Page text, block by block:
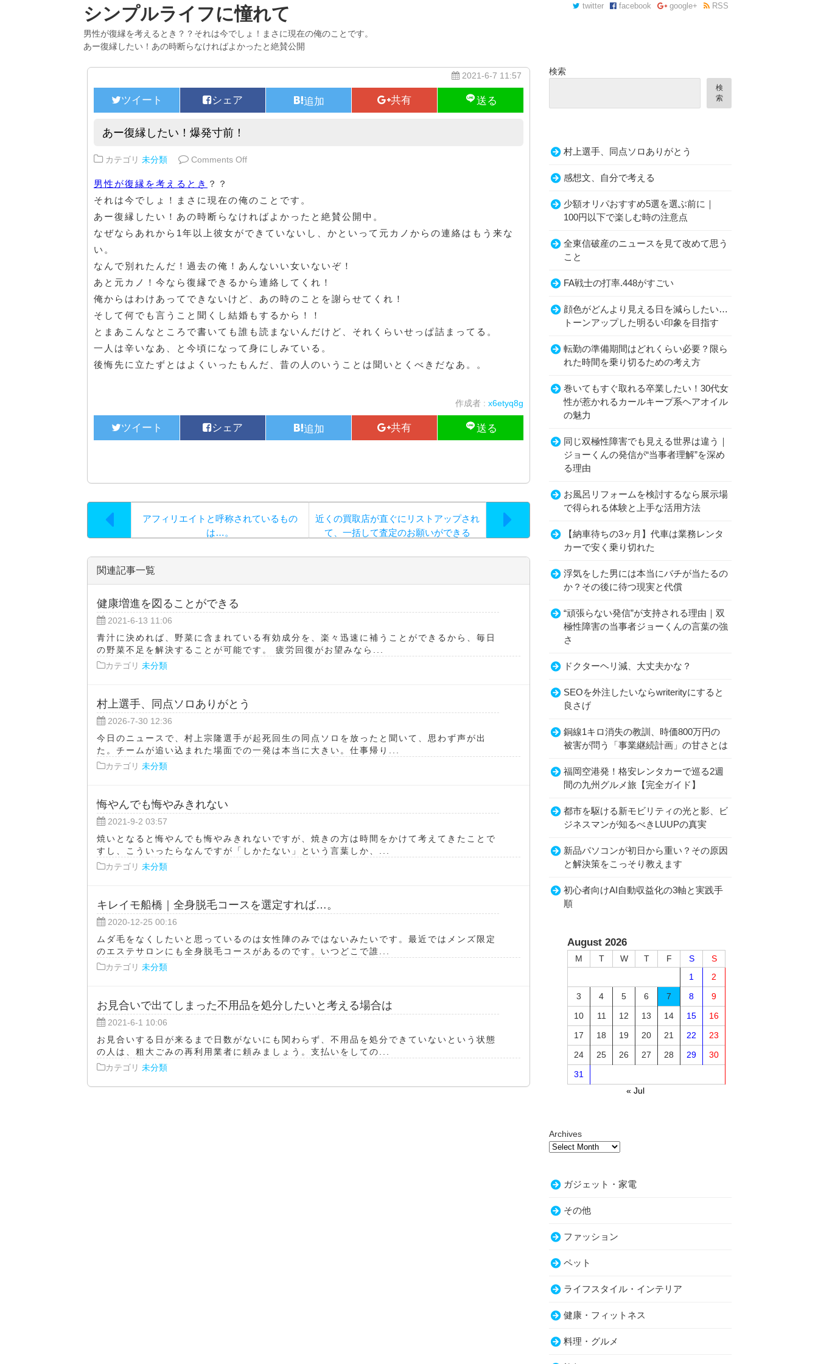
シンプルライフに憧れて
男性が復縁を考えるとき？？それは今でしょ！まさに現在の俺のことです。
あー復縁したい！あの時断らなければよかったと絶賛公開
twitter facebook google+ RSS
2021-6-7 11:57
あー復縁したい！爆発寸前！
カテゴリ 未分類 Comments Offon あー復縁したい！爆発寸前！
男性が復縁を考えるとき ？？
それは今でしょ！まさに現在の俺のことです。
あー復縁したい！あの時断らなければよかったと絶賛公開中。
なぜならあれから1年以上彼女ができていないし、かといって元カノからの連絡はもう来な
い。
なんで別れたんだ！過去の俺！あんないい女いないぞ！
あと元カノ！今なら復縁できるから連絡してくれ！
俺からはわけあってできないけど、あの時のことを謝らせてくれ！
そして何でも言うこと聞くし結婚もするから！！
とまあこんなところで書いても誰も読まないんだけど、それくらいせっぱ詰まってる。
一人は辛いなあ、と今頃になって身にしみている。
後悔先に立たずとはよくいったもんだ、昔の人のいうことは聞いとくべきだなあ。。
作成者 : x6etyq8g
アフィリエイトと呼称されているもの
は…。
近くの買取店が直ぐにリストアップされ
て、一括して査定のお願いができる
関連記事一覧
健康増進を図ることができる
2021-6-13 11:06
青汁に決めれば、野菜に含まれている有効成分を、楽々迅速に補うことができるから、毎日
の野菜不足を解決することが可能です。 疲労回復がお望みなら...
カテゴリ 未分類
村上選手、同点ソロありがとう
2026-7-30 12:36
今日のニュースで、村上宗隆選手が起死回生の同点ソロを放ったと聞いて、思わず声が出
た。チームが追い込まれた場面での一発は本当に大きい。仕事帰り...
カテゴリ 未分類
悔やんでも悔やみきれない
2021-9-2 03:57
焼いとなると悔やんでも悔やみきれないですが、焼きの方は時間をかけて考えてきたことで
すし、こういったらなんですが「しかたない」という言葉しか、...
カテゴリ 未分類
キレイモ船橋｜全身脱毛コースを選定すれば…。
2020-12-25 00:16
ムダ毛をなくしたいと思っているのは女性陣のみではないみたいです。最近ではメンズ限定
のエステサロンにも全身脱毛コースがあるのです。いつどこで誰...
カテゴリ 未分類
お見合いで出てしまった不用品を処分したいと考える場合は
2021-6-1 10:06
お見合いする日が来るまで日数がないにも関わらず、不用品を処分できていないという状態
の人は、粗大ごみの再利用業者に頼みましょう。支払いをしての...
カテゴリ 未分類
検索
検
索
村上選手、同点ソロありがとう
感想文、自分で考える
少額オリパおすすめ5選を選ぶ前に｜
100円以下で楽しむ時の注意点
全東信破産のニュースを見て改めて思う
こと
FA戦士の打率.448がすごい
顔色がどんより見える日を減らしたい…
トーンアップした明るい印象を目指す
転勤の準備期間はどれくらい必要？限ら
れた時間を乗り切るための考え方
巻いてもすぐ取れる卒業したい！30代女
性が惹かれるカールキープ系ヘアオイル
の魅力
同じ双極性障害でも見える世界は違う｜
ジョーくんの発信が“当事者理解”を深め
る理由
お風呂リフォームを検討するなら展示場
で得られる体験と上手な活用方法
【納車待ちの3ヶ月】代車は業務レンタ
カーで安く乗り切れた
浮気をした男には本当にバチが当たるの
か？その後に待つ現実と代償
“頑張らない発信”が支持される理由｜双
極性障害の当事者ジョーくんの言葉の強
さ
ドクターヘリ減、大丈夫かな？
SEOを外注したいならwriterityにすると
良さげ
銅線1キロ消失の教訓、時価800万円の
被害が問う「事業継続計画」の甘さとは
福岡空港発！格安レンタカーで巡る2週
間の九州グルメ旅【完全ガイド】
都市を駆ける新モビリティの光と影、ビ
ジネスマンが知るべきLUUPの真実
新品パソコンが初日から重い？その原因
と解決策をこっそり教えます
初心者向けAI自動収益化の3軸と実践手
順
August 2026
M T W T F S
S
1
2
3
4 5 6 7 8
9
10
11 12 13 14 15
16
17
18 19 20 21 22
23
24
25 26 27 28 29
30
31
« Jul
Archives
ガジェット・家電
その他
ファッション
ペット
ライフスタイル・インテリア
健康・フィットネス
料理・グルメ